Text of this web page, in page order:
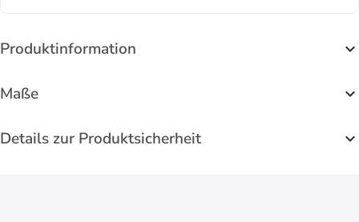
Produktinformation
Maße
Details zur Produktsicherheit